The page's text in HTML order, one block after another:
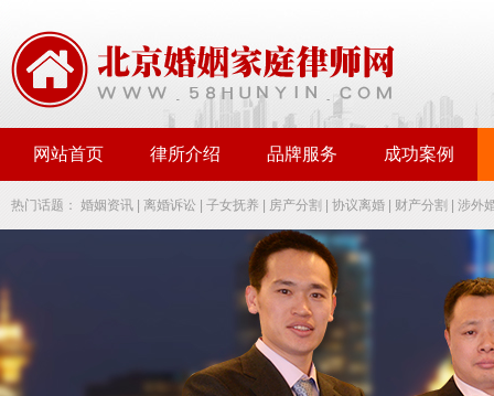
网站首页 律所介绍 品牌服务 成功案例
热门话题： 婚姻资讯 离婚诉讼 子女抚养 房产分割 协议离婚 财产分割 涉外